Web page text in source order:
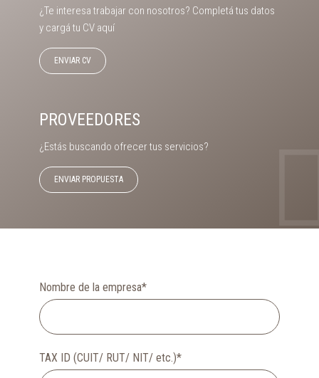
¿Te interesa trabajar con nosotros? Completá tus datos
y cargá tu CV aquí
ENVIAR CV
PROVEEDORES
¿Estás buscando ofrecer tus servicios?
ENVIAR PROPUESTA
Nombre de la empresa*
TAX ID (CUIT/ RUT/ NIT/ etc.)*